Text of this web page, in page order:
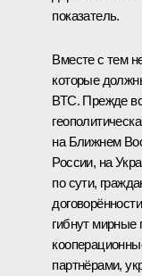
показатель.
Вместе с тем
которые
ВТС. Прежде
на Ближнем
России, на
по сути,
гибнут мирные
партнёрами,